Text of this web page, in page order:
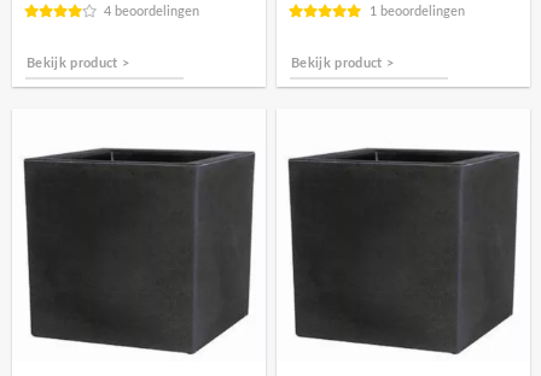
4 beoordelingen
Bekijk product >
1 beoordelingen
Bekijk product >